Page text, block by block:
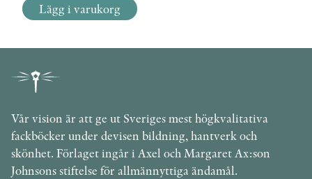
Lägg i varukorg
Vår vision är att ge ut Sveriges mest högkvalitativa
fackböcker under devisen bildning, hantverk och
skönhet. Förlaget ingår i Axel och Margaret Ax:son
Johnsons stiftelse för allmännyttiga ändamål.